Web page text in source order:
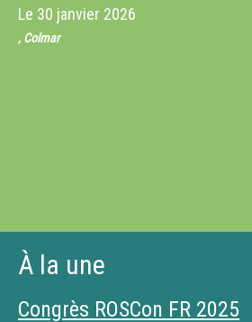
Le 30 janvier 2026
, Colmar
À la une
Congrès ROSCon FR 2025